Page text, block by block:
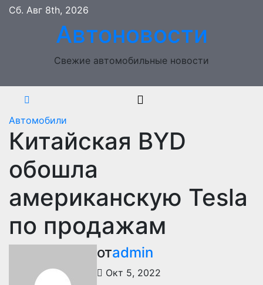
Перейти
содержимому
Сб. Авг 8th, 2026
Автоновости
Свежие автомобильные новости
Автомобили
Китайская BYD
обошла
американскую Tesla
по продажам
отadmin
Окт 5, 2022